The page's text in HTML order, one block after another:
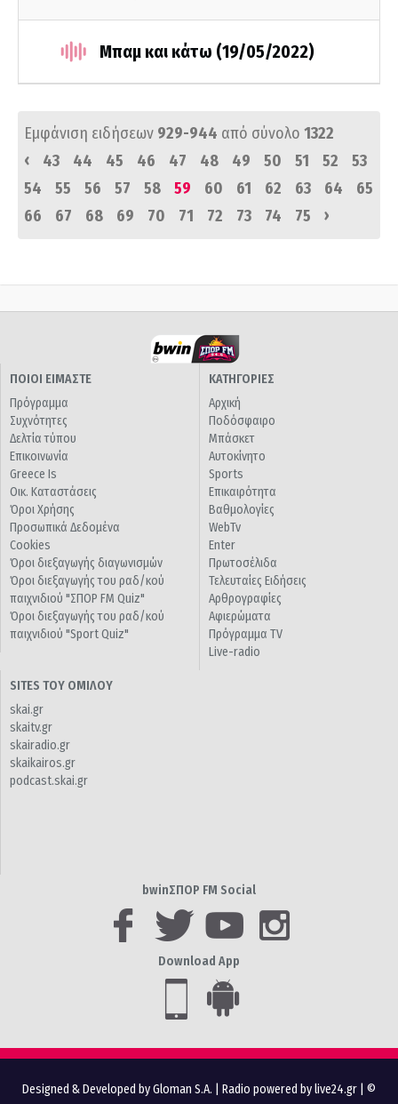
Μπαμ και κάτω (19/05/2022)
Εμφάνιση ειδήσεων 929-944 από σύνολο 1322
‹
43 44 45 46 47 48 49 50 51 52
53
54
55 56 57 58 59 60 61 62 63 64
65
66
67 68 69 70 71 72 73 74 75 ›
ΠΟΙΟΙ ΕΙΜΑΣΤΕ
Πρόγραμμα
Συχνότητες
Δελτία τύπου
Επικοινωνία
Greece Is
Οικ. Καταστάσεις
Όροι Χρήσης
Προσωπικά Δεδομένα
Cookies
Όροι διεξαγωγής διαγωνισμών
Όροι διεξαγωγής του ραδ/κού
παιχνιδιού "ΣΠΟΡ FM Quiz"
Όροι διεξαγωγής του ραδ/κού
παιχνιδιού "Sport Quiz"
ΚΑΤΗΓΟΡΙΕΣ
Αρχική
Ποδόσφαιρο
Μπάσκετ
Αυτοκίνητο
Sports
Επικαιρότητα
Βαθμολογίες
WebTv
Enter
Πρωτοσέλιδα
Τελευταίες Ειδήσεις
Αρθρογραφίες
Αφιερώματα
Πρόγραμμα TV
Live-radio
SITES ΤΟΥ ΟΜΙΛΟΥ
skai.gr
skaitv.gr
skairadio.gr
skaikairos.gr
podcast.skai.gr
bwinΣΠΟΡ FM Social
Download App
Designed & Developed by Gloman S.A. Radio powered by live24.gr | ©